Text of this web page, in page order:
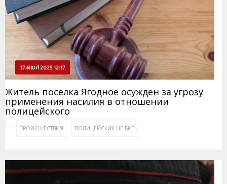
17-ИЮЛ 2025 12:17
Житель поселка Ягодное осужден за угрозу
применения насилия в отношении
полицейского
ПРОИСШЕСТВИЯ ПОЛИЦЕЙСКИХ НЕ БИТЬ